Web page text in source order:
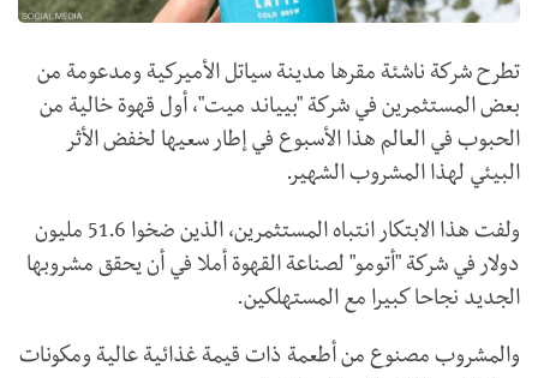
تطرح شركة ناشئة مقرها مدينة سياتل الأميركية ومدعومة من
بعض المستثمرين في شركة "بيياند ميت"، أول قهوة خالية من
الحبوب في العالم هذا الأسبوع في إطار سعيها لخفض الأثر
البيئي لهذا المشروب الشهير.
ولفت هذا الابتكار انتباه المستثمرين، الذين ضخوا 51.6 مليون
دولار في شركة "أتومو" لصناعة القهوة أملا في أن يحقق مشروبها
الجديد نجاحا كبيرا مع المستهلكين.
والمشروب مصنوع من أطعمة ذات قيمة غذائية عالية ومكونات